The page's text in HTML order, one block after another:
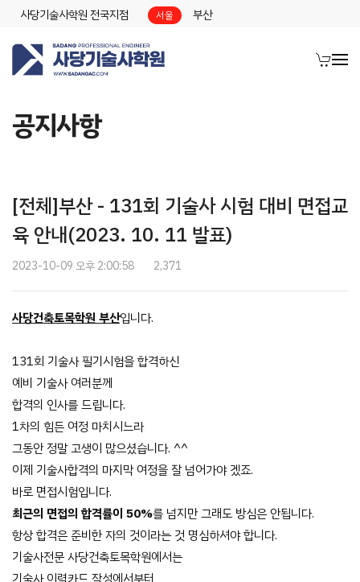
사당기술사학원 전국지점 서울 부산
공지사항
[전체]부산 - 131회 기술사 시험 대비 면접교
육 안내(2023. 10. 11 발표)
2023-10-09 오후 2:00:58 2,371
사당건축토목학원 부산입니다.
131회 기술사 필기시험을 합격하신
예비 기술사 여러분께
합격의 인사를 드립니다.
1차의 힘든 여정 마치시느라
그동안 정말 고생이 많으셨습니다. ^^
이제 기술사합격의 마지막 여정을 잘 넘어가야 겠죠.
바로 면접시험입니다.
최근의 면접의 합격률이 50%를 넘지만 그래도 방심은 안됩니다.
항상 합격은 준비한 자의 것이라는 것 명심하셔야 합니다.
기술사전문 사당건축토목학원에서는